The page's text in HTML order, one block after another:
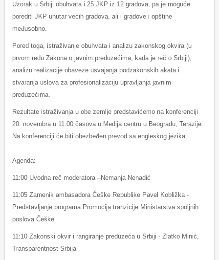
Uzorak u Srbiji obuhvata i 25 JKP iz 12 gradova, pa je moguće
porediti JKP unutar većih gradova, ali i gradove i opštine
međusobno.
Pored toga, istraživanje obuhvata i analizu zakonskog okvira (u
prvom redu Zakona o javnim preduzećima, kada je reč o Srbiji),
analizu realizacije obaveze usvajanja podzakonskih akata i
stvaranja uslova za profesionalizaciju upravljanja javnim
preduzećima.
Rezultate istraživanja u obe zemlje predstavićemo na konferenciji
20. novembra u 11.00 časova u Medija centru u Beogradu, Terazije.
Na konferenciji će biti obezbeđen prevod sa engleskog jezika.
Agenda:
11:00 Uvodna reč moderatora –Nemanja Nenadić
11:05 Zamenik ambasadora Češke Republike Pavel Kobližka -
Predstavljanje programa Promocija tranzicije Ministarstva spoljnih
poslova Češke
11:10 Zakonski okvir i rangiranje preduzeća u Srbiji - Zlatko Minić,
Transparentnost Srbija